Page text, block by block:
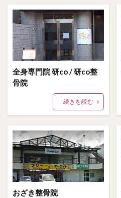
全身専門院 研co / 研co整
骨院
続きを読む
おざき整骨院